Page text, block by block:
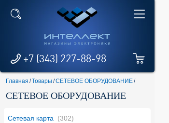
+7 (343) 227-88-98
Главная /Товары /СЕТЕВОЕ ОБОРУДОВАНИЕ/
СЕТЕВОЕ ОБОРУДОВАНИЕ
Сетевая карта (302)